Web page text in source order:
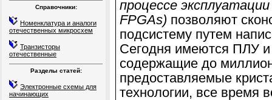
Справочники:
Номенклатура и аналоги
отечественных микросхем
Транзисторы
отечественные
Разделы статей:
Электронные схемы для
начинающих
процессе эксплуатации
FPGAs) позволяют
подсистему путем
Сегодня имеются ПЛУ и
содержащие до
предоставляемые
технологии, все время